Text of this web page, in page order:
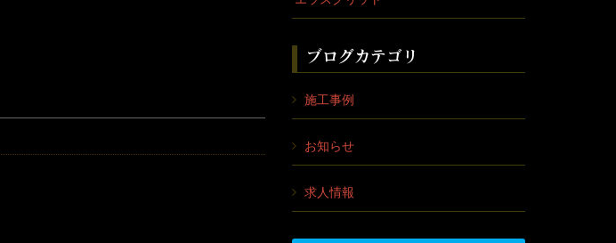
ブログカテゴリ
施工事例
お知らせ
求人情報